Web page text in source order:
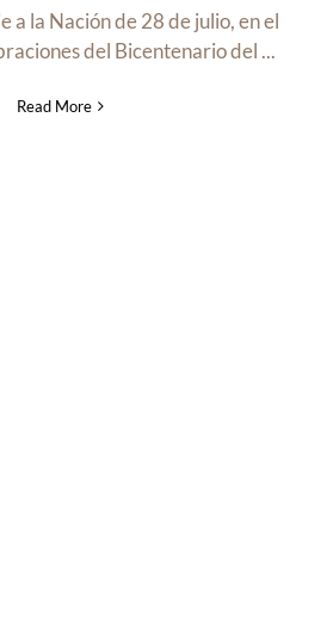
a la Nación de 28 de julio, en el
del Bicentenario del ...
Read More